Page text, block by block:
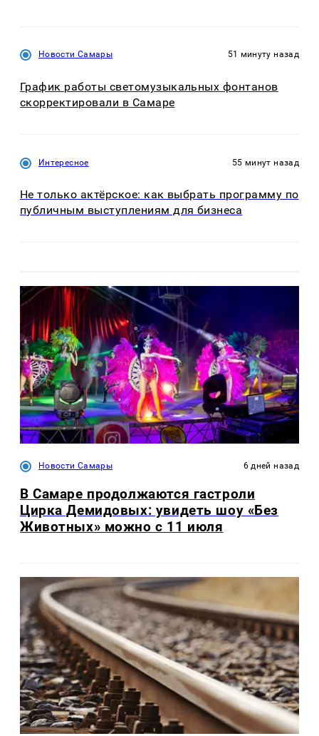
Новости Самары 51 минуту назад
График работы светомузыкальных фонтанов
скорректировали в Самаре
Интересное 55 минут назад
Не только актёрское: как выбрать программу по
публичным выступлениям для бизнеса
Новости Самары 6 дней назад
В Самаре продолжаются гастроли
Цирка Демидовых: увидеть шоу «Без
Животных» можно с 11 июля